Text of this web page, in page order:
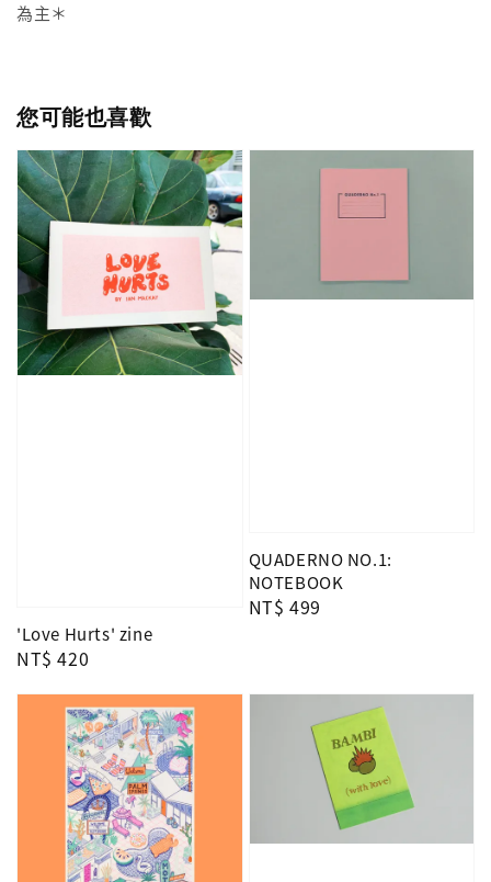
為主＊
您可能也喜歡
'Love Hurts' zine
Regular
NT$ 420
QUADERNO NO.1:
NOTEBOOK
Regular
NT$ 499